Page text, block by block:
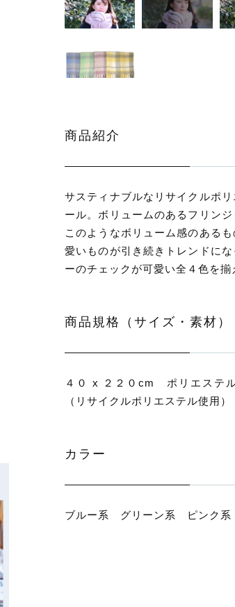
商品紹介
サスティナブルなリサイクルポ
ール。ボリュームのあるフリン
このようなボリューム感のある
愛いものが引き続きトレンドに
ーのチェックが可愛い全４色を揃
商品規格（サイズ・素材）
４０ x ２２０cm ポリエステ
（リサイクルポリエステル使用
カラー
ブルー系 グリーン系 ピンク